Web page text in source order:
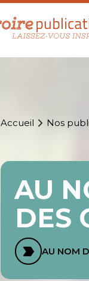
Accueil Nos
AU
DES
AU NOM